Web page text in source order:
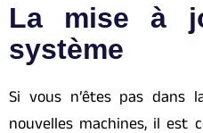
La mise à
système
Si vous n’êtes pas dans
nouvelles machines, il est